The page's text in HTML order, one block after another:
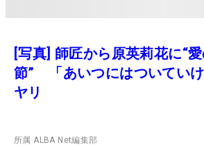
[写真] 師匠から原英莉花に“
節” 「あいつにはついてい
ヤリ
所属ALBA Net編集部